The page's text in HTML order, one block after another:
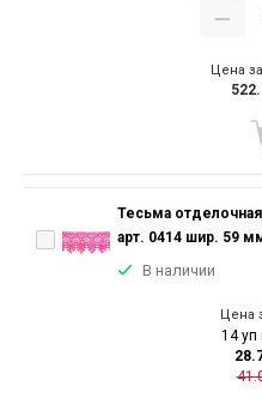
Цена
Тесьма
арт. 0414 шир. 59
В наличии
Цена
14 уп